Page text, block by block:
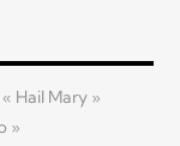
Hail Mary »
»